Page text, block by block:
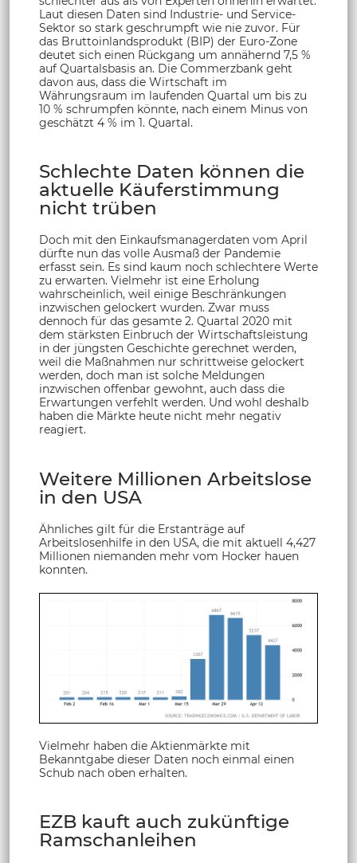
Laut diesen Daten sind Industrie- und Service-
Sektor so stark geschrumpft wie nie zuvor. Für
das Bruttoinlandsprodukt (BIP) der Euro-Zone
deutet sich einen Rückgang um annähernd 7,5 %
auf Quartalsbasis an. Die Commerzbank geht
davon aus, dass die Wirtschaft im
Währungsraum im laufenden Quartal um bis zu
10 % schrumpfen könnte, nach einem Minus von
geschätzt 4 % im 1. Quartal.
Schlechte Daten können die
aktuelle Käuferstimmung
nicht trüben
Doch mit den Einkaufsmanagerdaten vom April
dürfte nun das volle Ausmaß der Pandemie
erfasst sein. Es sind kaum noch schlechtere Werte
zu erwarten. Vielmehr ist eine Erholung
wahrscheinlich, weil einige Beschränkungen
inzwischen gelockert wurden. Zwar muss
dennoch für das gesamte 2. Quartal 2020 mit
dem stärksten Einbruch der Wirtschaftsleistung
in der jüngsten Geschichte gerechnet werden,
weil die Maßnahmen nur schrittweise gelockert
werden, doch man ist solche Meldungen
inzwischen offenbar gewohnt, auch dass die
Erwartungen verfehlt werden. Und wohl deshalb
haben die Märkte heute nicht mehr negativ
reagiert.
Weitere Millionen Arbeitslose
in den USA
Ähnliches gilt für die Erstanträge auf
Arbeitslosenhilfe in den USA, die mit aktuell 4,427
Millionen niemanden mehr vom Hocker hauen
konnten.
Vielmehr haben die Aktienmärkte mit
Bekanntgabe dieser Daten noch einmal einen
Schub nach oben erhalten.
EZB kauft auch zukünftige
Ramschanleihen